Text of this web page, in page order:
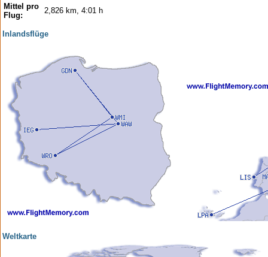
Mittel pro
Flug:
2,826 km, 4:01 h
Inlandsflüge
Weltkarte